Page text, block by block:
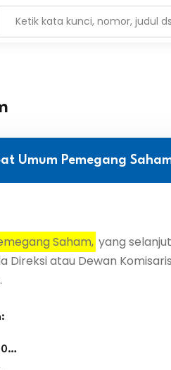
Umum Pemegang
Saham, yang
Direksi atau Dewan